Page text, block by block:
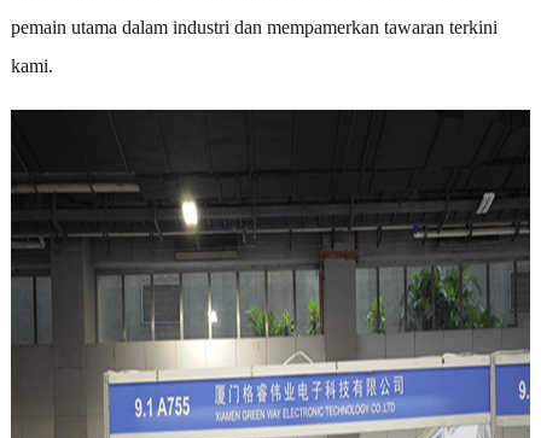
pemain utama dalam industri dan mempamerkan tawaran terkini
kami.